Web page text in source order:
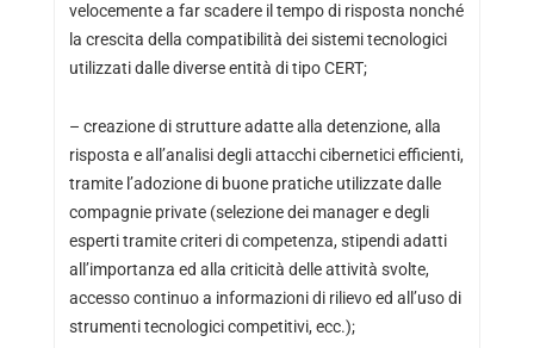
velocemente a far scadere il tempo di risposta nonché
la crescita della compatibilità dei sistemi tecnologici
utilizzati dalle diverse entità di tipo CERT;
– creazione di strutture adatte alla detenzione, alla
risposta e all’analisi degli attacchi cibernetici efficienti,
tramite l’adozione di buone pratiche utilizzate dalle
compagnie private (selezione dei manager e degli
esperti tramite criteri di competenza, stipendi adatti
all’importanza ed alla criticità delle attività svolte,
accesso continuo a informazioni di rilievo ed all’uso di
strumenti tecnologici competitivi, ecc.);